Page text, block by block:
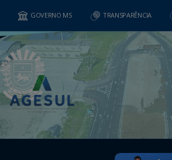
GOVERNO MS TRANSPARÊNCIA